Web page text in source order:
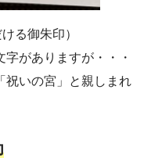
る御朱印）
がありますが・・・
祝いの宮」と親しまれ